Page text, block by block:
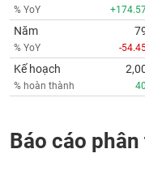
% YoY
Năm
% YoY -
Kế hoạch
% hoàn thành
Báo cáo